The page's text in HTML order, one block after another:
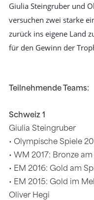
Giulia Steingruber und
versuchen zwei starke
zurück ins eigene Land
für den Gewinn der
Teilnehmende Teams:
Schweiz 1
Giulia Steingruber
• Olympische Spiele
• WM 2017: Bronze
• EM 2016: Gold am
• EM 2015: Gold im
Oliver Hegi